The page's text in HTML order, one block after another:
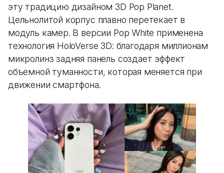
эту традицию дизайном 3D Pop Planet.
Цельнолитой корпус плавно перетекает в
модуль камер. В версии Pop White применена
технология HoloVerse 3D: благодаря миллионам
микролинз задняя панель создает эффект
объемной туманности, которая меняется при
движении смартфона.